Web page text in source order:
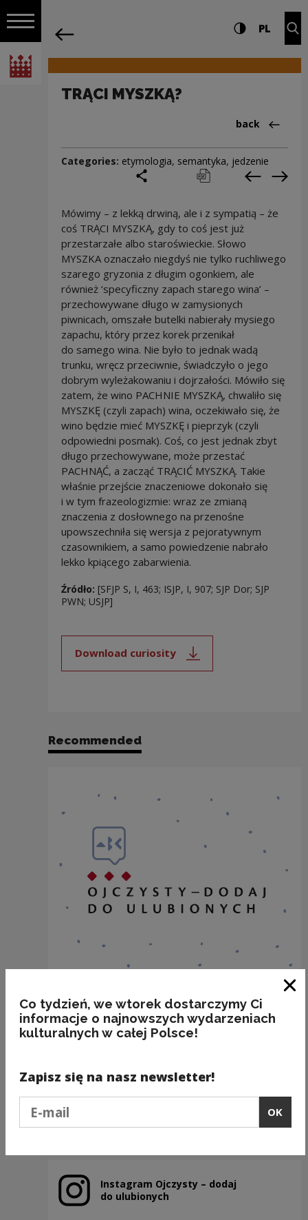
Open navigation
National Centre for Culture Poland
Navigation Settings and search
High contrast
PL
TRĄCI MYSZKĄ?
Back
back
Categories: etymologia, semantyka, jedzenie
print pobierz Previous
Mówimy – z lekką drwiną, ale i z sympatią – że
coś TRĄCI MYSZKĄ, gdy to coś jest już
przestarzałe albo staroświeckie. Słowo
MYSZKA oznaczało niegdyś nie tylko ruchliwego
szarego gryzonia z długim ogonkiem, ale
również ‘specyficzny zapach starego wina’ –
przechowywane długo w zamysionych
piwnicach, omszałe butelki nabierały mysiego
zapachu, który przez korek przenikał
do samego wina. Nie było to jednak wadą
trunku, wręcz przeciwnie, świadczyło o jego
dobrym wyleżakowaniu i dojrzałości. Mówiło się
zatem, że wino PACHNIE MYSZKĄ, chwaliło się
MYSZKĘ (czyli zapach) wina, oczekiwało się, że
wino będzie mieć MYSZKĘ i pieprzyk (czyli
odpowiedni posmak). Coś, co jest jednak zbyt
długo przechowywane, może przestać
PACHNĄĆ, a zacząć TRĄCIĆ MYSZKĄ. Takie
właśnie przejście znaczeniowe dokonało się
i w tym frazeologizmie: wraz ze zmianą
znaczenia z dosłownego na przenośne
upowszechniła się wersja z pejoratywnym
czasownikiem, a samo powiedzenie nabrało
lekko kpiącego zabarwienia.
Źródło: [SFJP S, I, 463; ISJP, I, 907; SJP Dor; SJP
PWN; USJP]
Download curiosity
Note, the link will open in a new
Recommended
BAKALIE
Kategorie: semantyka, jedzenie
Previous slide
Instagram Ojczysty – dodaj
do ulubionych
Note, the link will open in a new window
Co tydzień, we wtorek dostarczymy Ci
informacje o najnowszych wydarzeniach
kulturalnych w całej Polsce!
Zapisz się na nasz newsletter!
OK